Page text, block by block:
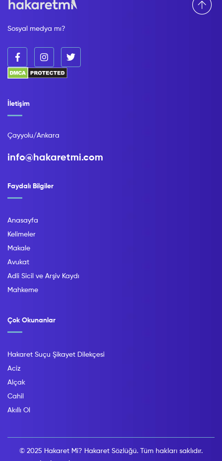
Sosyal medya mı?
Faydalı Bilgiler
Anasayfa
Kelimeler
Makale
Avukat
Adli Sicil ve Arşiv Kaydı
Mahkeme
Çok Okunanlar
Hakaret Suçu Şikayet Dilekçesi
Aciz
Alçak
Cahil
Akıllı Ol
İletişim
Çayyolu/Ankara
info@hakaretmi.com
© 2025 Hakaret Mi? Hakaret Sözlüğü. Tüm hakları saklıdır.